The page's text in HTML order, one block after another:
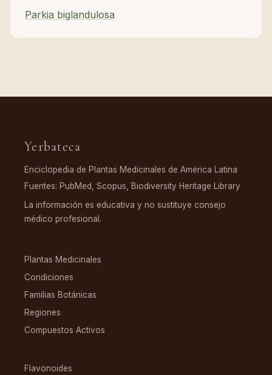
Parkia biglandulosa
Yerbateca
Enciclopedia de Plantas Medicinales de América Latina
Fuentes: PubMed, Scopus, Biodiversity Heritage Library
La información es educativa y no sustituye consejo
médico profesional.
Plantas Medicinales
Condiciones
Familias Botánicas
Regiones
Compuestos Activos
Flavonoides